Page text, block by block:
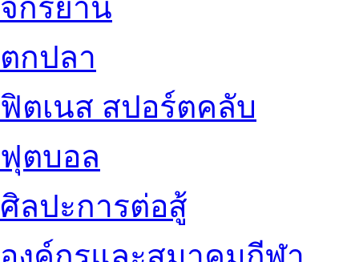
จักรยาน
ตกปลา
ฟิตเนส สปอร์ตคลับ
ฟุตบอล
ศิลปะการต่อสู้